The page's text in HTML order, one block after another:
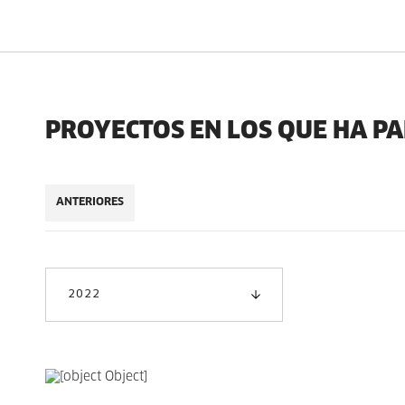
PROYECTOS EN LOS QUE HA
ANTERIORES
2022